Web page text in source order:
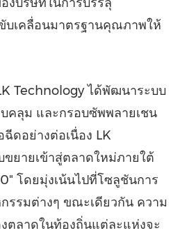
บเคลื่อนมาตรฐานคุณภาพให้
Technology ได้พัฒนาระบบ
คลุม และกรอบซัพพลายเชน
ดอย่างต่อเนื่อง LK
ยายเข้าสู่ตลาดใหม่ภายใต้
โดยมุ่งเน้นไปที่โซลูชันการ
รรมต่างๆ ขณะเดียวกัน ความ
ตลาดในท้องถิ่นแต่ละแห่งจะ